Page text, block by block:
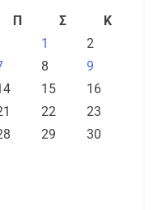
Π Σ
Κ
1
2
8
9
15
16
22
23
29
30